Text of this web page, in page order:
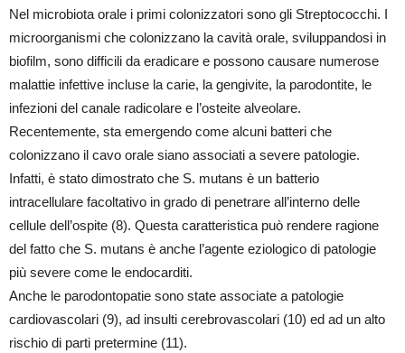
Nel microbiota orale i primi colonizzatori sono gli Streptococchi. I
microorganismi che colonizzano la cavità orale, sviluppandosi in
biofilm, sono difficili da eradicare e possono causare numerose
malattie infettive incluse la carie, la gengivite, la parodontite, le
infezioni del canale radicolare e l’osteite alveolare.
Recentemente, sta emergendo come alcuni batteri che
colonizzano il cavo orale siano associati a severe patologie.
Infatti, è stato dimostrato che S. mutans è un batterio
intracellulare facoltativo in grado di penetrare all’interno delle
cellule dell’ospite (8). Questa caratteristica può rendere ragione
del fatto che S. mutans è anche l’agente eziologico di patologie
più severe come le endocarditi.
Anche le parodontopatie sono state associate a patologie
cardiovascolari (9), ad insulti cerebrovascolari (10) ed ad un alto
rischio di parti pretermine (11).